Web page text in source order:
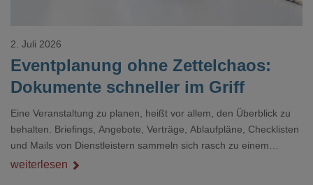
Eventplanung ohne Zettelchaos:
Dokumente schneller im Griff
2. Juli 2026
Eine Veranstaltung zu planen, heißt vor allem, den Überblick zu
behalten. Briefings, Angebote, Verträge, Ablaufpläne, Checklisten
und Mails von Dienstleistern sammeln sich rasch zu einem
unübersichtlichen Stapel. Wer schon einmal kurz vor einem Event
weiterlesen